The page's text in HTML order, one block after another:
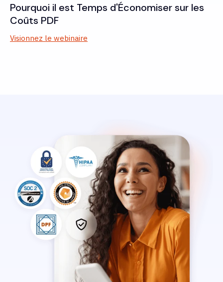
Pourquoi il est Temps d'Économiser sur les
Coûts PDF
Visionnez le webinaire